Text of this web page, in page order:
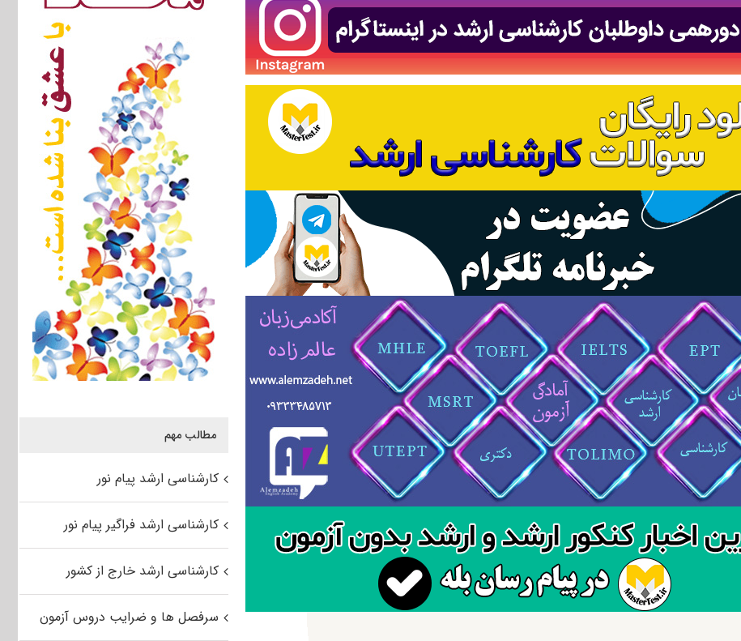
مطالب مهم
کارشناسی ارشد پیام نور
کارشناسی ارشد فراگیر پیام نور
کارشناسی ارشد خارج از کشور
سرفصل ها و ضرایب دروس آزمون